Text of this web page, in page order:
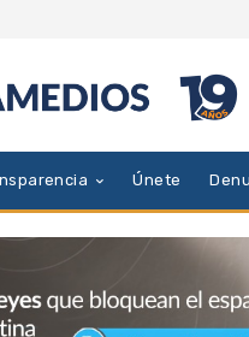
Únete